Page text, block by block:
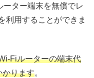
ター端末を無償でレ
利用することができま
Fiルーターの端末代
かります。